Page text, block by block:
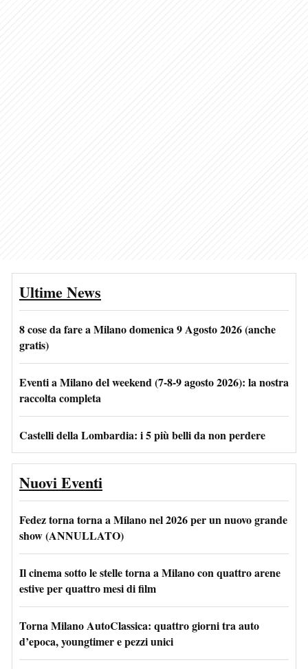
Ultime News
8 cose da fare a Milano domenica 9 Agosto 2026 (anche
gratis)
Eventi a Milano del weekend (7-8-9 agosto 2026): la nostra
raccolta completa
Castelli della Lombardia: i 5 più belli da non perdere
Nuovi Eventi
Fedez torna torna a Milano nel 2026 per un nuovo grande
show (ANNULLATO)
Il cinema sotto le stelle torna a Milano con quattro arene
estive per quattro mesi di film
Torna Milano AutoClassica: quattro giorni tra auto
d’epoca, youngtimer e pezzi unici